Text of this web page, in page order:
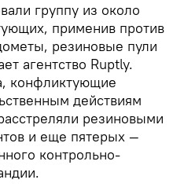
группу из около
применив против
резиновые пули
агентство Ruptly.
конфликтующие
действиям
резиновыми
и еще пятерых —
контрольно-